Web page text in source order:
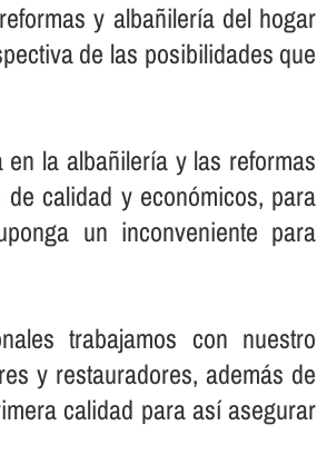
y albañilerí­a del hogar
de las posibilidades que
la albañilerí­a y las reformas
calidad y económicos, para
un inconveniente para
trabajamos con nuestro
y restauradores, además de
calidad para así­ asegurar